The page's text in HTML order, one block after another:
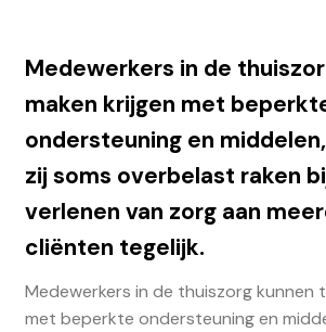
Medewerkers in de
maken krijgen met
ondersteuning en
zij soms overbelast raken
verlenen van zorg aan
cliënten tegelijk.
Medewerkers in de thuiszorg kunnen
met beperkte ondersteuning en